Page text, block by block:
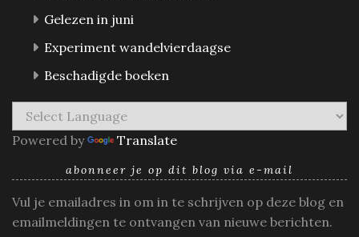
Gelezen in juni
Experiment wandelvierdaagse
Beschadigde boeken
Powered by Translate
abonneer je op dit blog via e-mail
Vul je emailadres in om in te schrijven op deze blog en
emailmeldingen te ontvangen van nieuwe berichten.